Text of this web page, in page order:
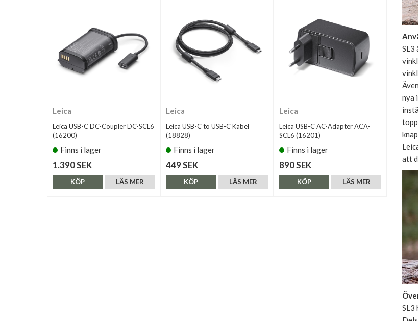
SL3
nya
att
SL3
Leica
Leica USB-C DC-Coupler DC-SCL6
(16200)
Finns i lager
1.390 SEK
LÄS MER
KÖP
Leica
Leica USB-C to USB-C Kabel
(18828)
Finns i lager
449 SEK
LÄS MER
KÖP
Leica
Leica USB-C AC-Adapter ACA-
SCL6 (16201)
Finns i lager
890 SEK
LÄS MER
KÖP